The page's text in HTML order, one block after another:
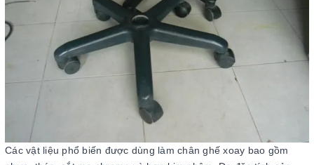
Các vật liệu phổ biến được dùng làm chân ghế xoay bao gồm